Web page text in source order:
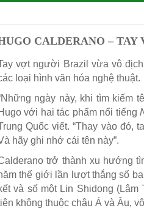
CALDERANO –
vợt người Brazil vừa vô
loại hình văn hóa nghệ thuật.
ngày này, khi tìm kiếm
với hai tác phẩm nổi tiếng
Quốc viết. “Thay vào đó,
hãy ghi nhớ cái tên này”.
trở thành xu hướng
thế giới lần lượt thắng số
và số một Lin Shidong
không thuộc châu Á và Âu,